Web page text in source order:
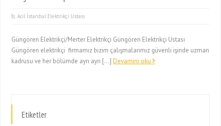
Acil İstanbul Elektrikçi Ustası
Güngören Elektrikçi/Merter Elektrikçi Güngören Elektrikçi Ustası
Güngören elektrikçi firmamız bizim çalışmalarımız güvenli işinde uzman
kadrusu ve her bölümde ayrı ayrı […]Devamini oku
Etiketler